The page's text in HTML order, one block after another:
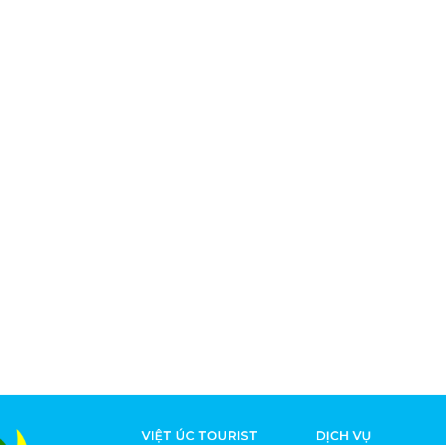
VIỆT ÚC TOURIST DỊCH VỤ